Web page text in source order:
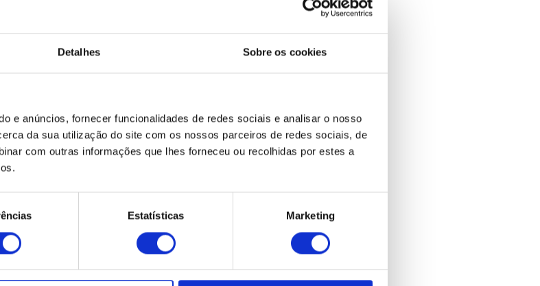
Detalhes Sobre os cookies
e anúncios, fornecer funcionalidades de redes sociais e analisar o nosso
da sua utilização do site com os nossos parceiros de redes sociais, de
com outras informações que lhes forneceu ou recolhidas por estes a
Estatísticas Marketing